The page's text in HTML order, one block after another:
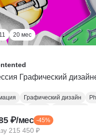
11 20 мес
Графический
Графический дизайн
Cinema 4D
Дизайн баннеров
₽/мес -45%
215 450 ₽